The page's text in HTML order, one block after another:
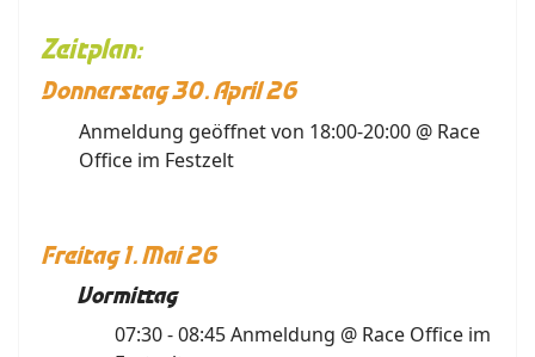
Zeitplan:
Donnerstag 30. April 26
Anmeldung geöffnet von 18:00-20:00 @ Race
Office im Festzelt
Freitag 1. Mai 26
Vormittag
07:30 - 08:45 Anmeldung @ Race Office im